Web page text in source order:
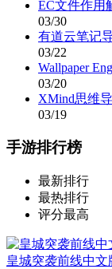
EC文件作用
03/30
有道云笔记
03/22
Wallpaper
03/20
XMind思维
03/19
手游排行榜
最新排行
最热排行
评分最高
皇城突袭前线中文